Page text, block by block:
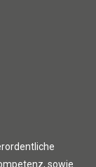
sowie